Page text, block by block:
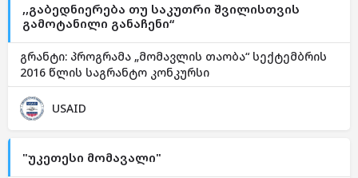
,,გაბედნიერება თუ საკუთრი შვილისთვის
გამოტანილი განაჩენი“
გრანტი: პროგრამა „მომავლის თაობა“ სექტემბრის
2016 წლის საგრანტო კონკურსი
USAID
"უკეთესი მომავალი"